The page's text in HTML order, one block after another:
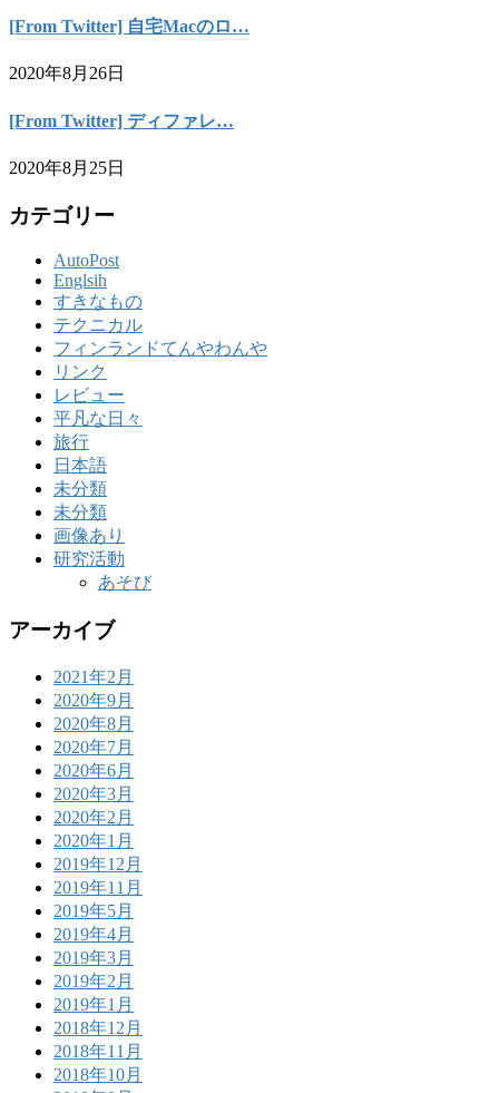
[From Twitter] 自宅Macのロ…
2020年8月26日
[From Twitter] ディファレ…
2020年8月25日
カテゴリー
AutoPost
Englsih
すきなもの
テクニカル
フィンランドてんやわんや
リンク
レビュー
平凡な日々
旅行
日本語
未分類
未分類
画像あり
研究活動
あそび
アーカイブ
2021年2月
2020年9月
2020年8月
2020年7月
2020年6月
2020年3月
2020年2月
2020年1月
2019年12月
2019年11月
2019年5月
2019年4月
2019年3月
2019年2月
2019年1月
2018年12月
2018年11月
2018年10月